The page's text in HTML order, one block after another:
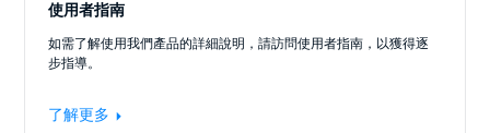
使用者指南
如需了解使用我們產品的詳細說明，請訪問使用者指南，以獲得逐
步指導。
了解更多